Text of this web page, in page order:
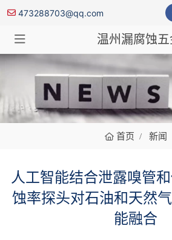
473288703@qq.com
温州漏腐蚀
新闻
首页 新闻
人工智能结合泄露嗅管
蚀率探头对石油和天然
能融合